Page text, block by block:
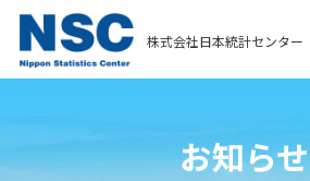
株式会社日本統計センター
お知らせ